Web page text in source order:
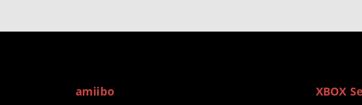
amiibo
XBOX